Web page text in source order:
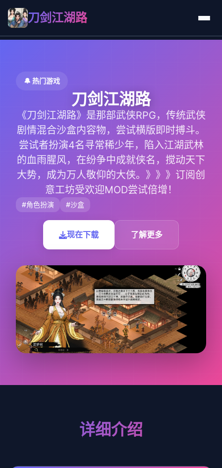
刀剑江湖路
🔔 热门游戏
刀剑江湖路
《刀剑江湖路》是那部武侠RPG，传统武侠
剧情混合沙盒内容物，尝试横版即时搏斗。
尝试者扮演4名寻常稀少年，陷入江湖武林
的血雨腥风，在纷争中成就侠名，搅动天下
大势，成为万人敬仰的大侠。》》》订阅创
意工坊受欢迎MOD尝试倍增！
#角色扮演 #沙盒
现在下载 了解更多
详细介绍